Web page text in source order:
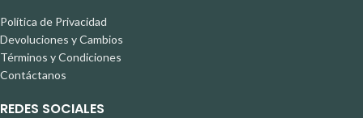
Política de Privacidad
Devoluciones y Cambios
Términos y Condiciones
Contáctanos
REDES SOCIALES